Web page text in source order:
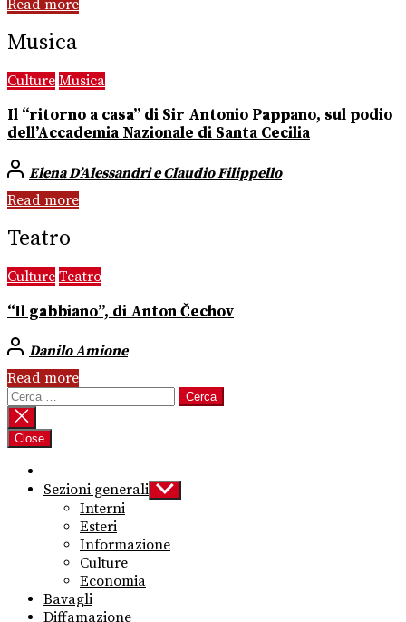
Read more
Musica
Culture Musica
Il “ritorno a casa” di Sir Antonio Pappano, sul podio
dell’Accademia Nazionale di Santa Cecilia
Elena D’Alessandri e Claudio Filippello
Read more
Teatro
Culture Teatro
“Il gabbiano”, di Anton Čechov
Danilo Amione
Read more
Ricerca
per:
Close
Sezioni generali Show
sub
Interni
Esteri
Informazione
Culture
Economia
Bavagli
Diffamazione